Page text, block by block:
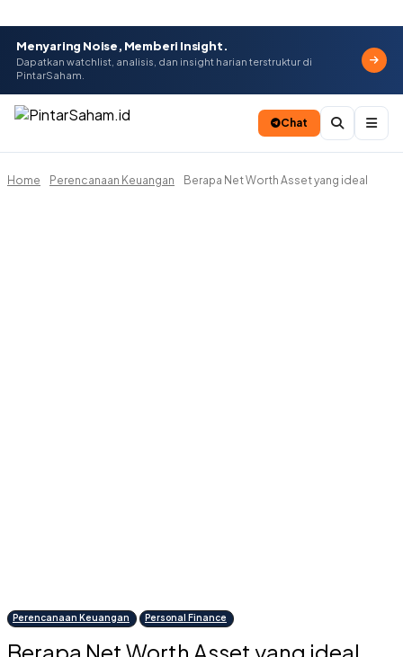
Menyaring Noise, Memberi Insight.
Dapatkan watchlist, analisis, dan insight harian terstruktur di
PintarSaham.
Chat
Batal
Home Perencanaan Keuangan Berapa Net Worth Asset yang ideal
Perencanaan Keuangan Personal Finance
Berapa Net Worth Asset yang ideal